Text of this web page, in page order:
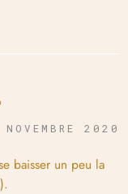
2020
baisser un peu la